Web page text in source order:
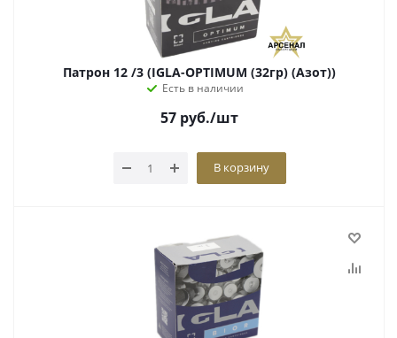
Патрон 12 /3 (IGLA-OPTIMUM (32гр) (Азот))
Есть в наличии
57 руб./шт
В корзину